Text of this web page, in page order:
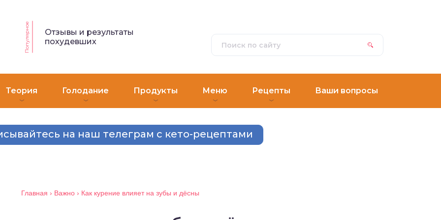
Популярное
Отзывы и результаты
похудевших
Теория Голодание Продукты Меню Рецепты Ваши вопросы
на наш телеграм с кето-рецептами
Главная › Важно › Как курение влияет на зубы и дёсны